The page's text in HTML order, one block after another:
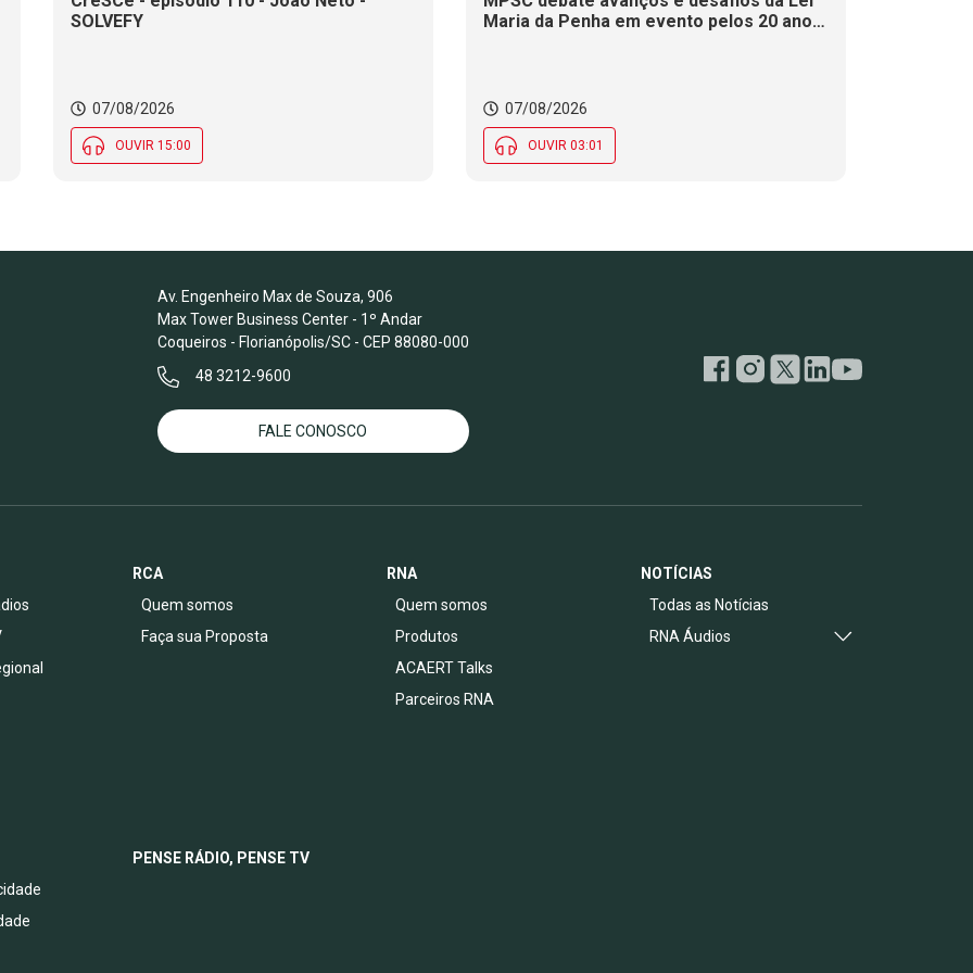
SOLVEFY
07/08/2026
OUVIR 15:00
Maria da Penha em evento pelos 20 anos
07/08/2026
OUVIR 03:01
Av. Engenheiro Max de Souza, 906
Max Tower Business Center - 1º Andar
Coqueiros - Florianópolis/SC - CEP 88080-000
48 3212-9600
FALE CONOSCO
RCA
Quem somos
Faça sua Proposta
RNA
Quem somos
Produtos
ACAERT Talks
Parceiros RNA
NOTÍCIAS
Todas as Notícias
RNA Áudios
PENSE RÁDIO, PENSE TV